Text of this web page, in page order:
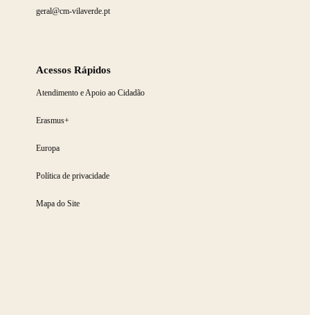
geral@cm-vilaverde.pt
Acessos Rápidos
Atendimento e Apoio ao Cidadão
Erasmus+
Europa
Política de privacidade
Mapa do Site